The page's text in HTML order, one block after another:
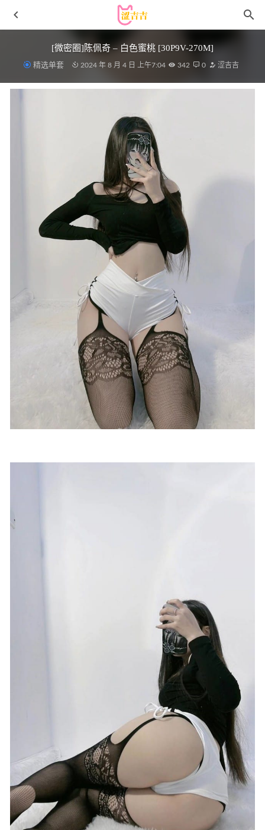
[微密圈]陈佩奇 – 白色蜜桃 [30P9V-270M]
精选单套 2024 年 8 月 4 日 上午7:04 342 0 涩吉吉
头条女神 – 2018.05.10 风情异域 娜依灵儿[14P389M]
[Xiuren秀人网]2023.10.23 NO.7548 王婉悠
Queen[72+1P/767MB] 2024-02-20
星之迟迟 – NO.095 斯卡哈 真红教枪[70P/302MB]
[微密圈]姐姐Lalion – 火辣的情[11P1V-92M]
[微密圈]梦里一只喵 – 棕色诱惑 [20P-52M]
2023-09-19